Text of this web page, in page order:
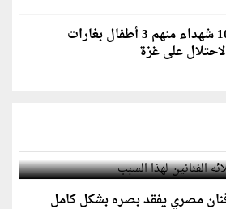
10 شهداء منهم 3 أطفال بغارات
على غزة
الفنانين لهذا السبب
مصري يفقد بصره بشكل كامل